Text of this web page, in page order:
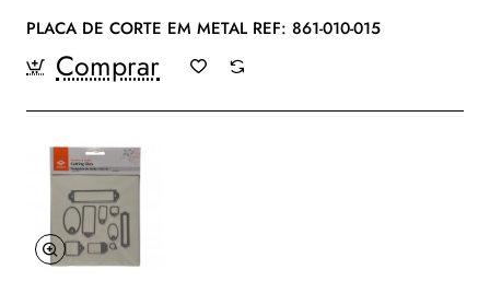
PLACA DE CORTE EM METAL REF: 861-010-015
Comprar